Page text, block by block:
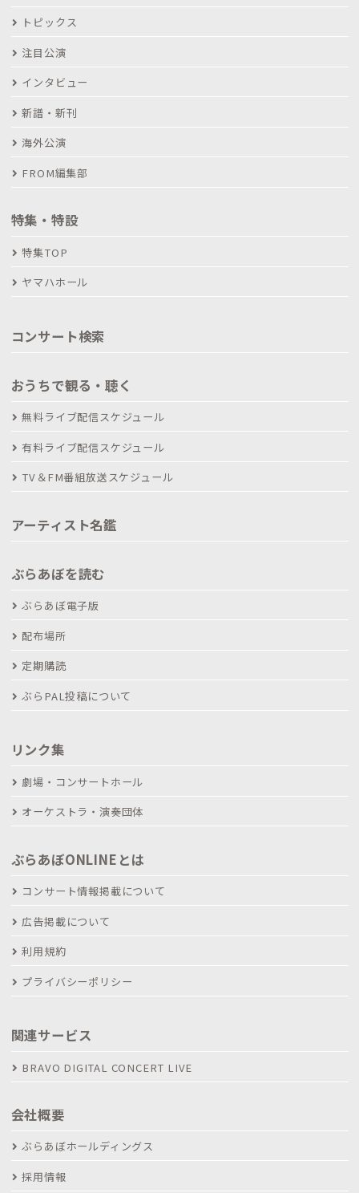
トピックス
注目公演
インタビュー
新譜・新刊
海外公演
FROM編集部
特集・特設
特集TOP
ヤマハホール
コンサート検索
おうちで観る・聴く
無料ライブ配信スケジュール
有料ライブ配信スケジュール
TV＆FM番組放送スケジュール
アーティスト名鑑
ぶらあぼを読む
ぶらあぼ電子版
配布場所
定期購読
ぶらPAL投稿について
リンク集
劇場・コンサートホール
オーケストラ・演奏団体
ぶらあぼONLINEとは
コンサート情報掲載について
広告掲載について
利用規約
プライバシーポリシー
関連サービス
BRAVO DIGITAL CONCERT LIVE
会社概要
ぶらあぼホールディングス
採用情報